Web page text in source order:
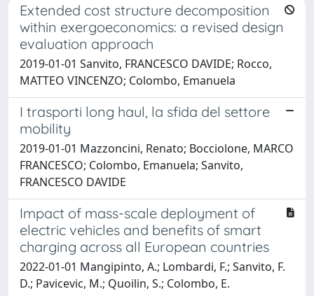
Extended cost structure decomposition
within exergoeconomics: a revised design
evaluation approach
2019-01-01 Sanvito, FRANCESCO DAVIDE; Rocco,
MATTEO VINCENZO; Colombo, Emanuela
I trasporti long haul, la sfida del settore
mobility
2019-01-01 Mazzoncini, Renato; Bocciolone, MARCO
FRANCESCO; Colombo, Emanuela; Sanvito,
FRANCESCO DAVIDE
Impact of mass-scale deployment of
electric vehicles and benefits of smart
charging across all European countries
2022-01-01 Mangipinto, A.; Lombardi, F.; Sanvito, F.
D.; Pavicevic, M.; Quoilin, S.; Colombo, E.